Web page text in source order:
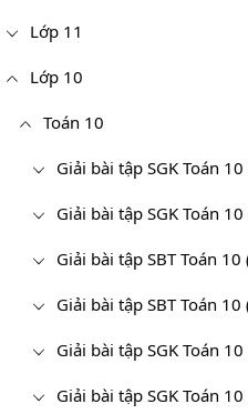
Lớp 11
Lớp 10
Toán 10
Giải bài tập SGK Toán
Giải bài tập SGK Toán
Giải bài tập SBT Toán 10
Giải bài tập SBT Toán 10
Giải bài tập SGK Toán
Giải bài tập SGK Toán